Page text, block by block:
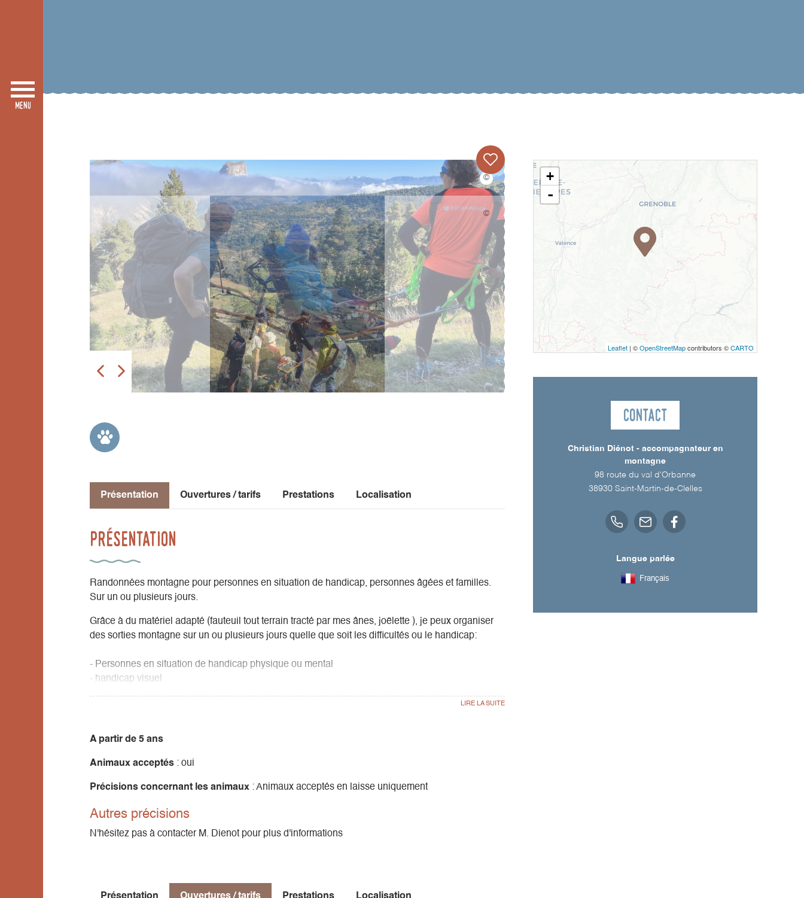
Présentation Ouvertures / tarifs Prestations Localisation
Présentation
Randonnées montagne pour personnes en situation de handicap, personnes âgées et familles.
Sur un ou plusieurs jours.
Grâce à du matériel adapté (fauteuil tout terrain tracté par mes ânes, joëlette ), je peux organiser
des sorties montagne sur un ou plusieurs jours quelle que soit les difficultés ou le handicap:
- Personnes en situation de handicap physique ou mental
- handicap visuel
A partir de 5 ans
Animaux acceptés : oui
Précisions concernant les animaux : Animaux acceptés en laisse uniquement
Autres précisions
N'hésitez pas à contacter M. Dienot pour plus d'informations
Présentation Ouvertures / tarifs Prestations Localisation
+
-
Leaflet | ©OpenStreetMapcontributors ©CARTO
Contact
Christian Diénot - accompagnateur en
montagne
98 route du val d'Orbanne
38930 Saint-Martin-de-Clelles
Langue parlée
Français